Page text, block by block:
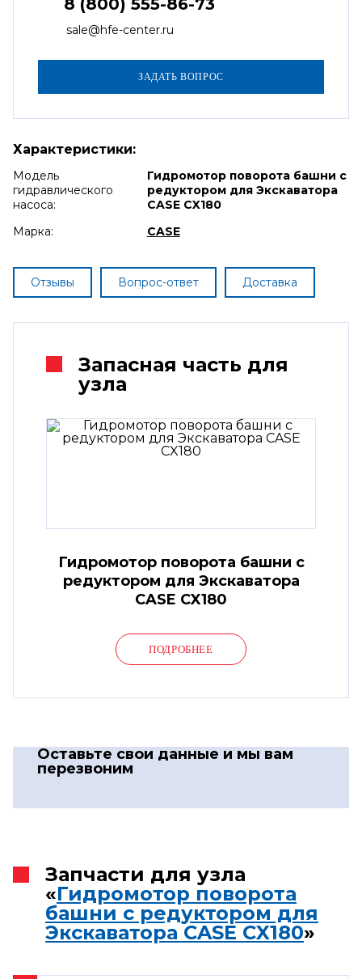
sale@hfe-center.ru
Характеристики:
Модель
гидравлического
насоса:
Гидромотор поворота башни с
редуктором для Экскаватора
CASE CX180
Марка:
CASE
Отзывы Вопрос-ответ Доставка
Запасная часть для
узла
Гидромотор поворота башни с
редуктором для Экскаватора
CASE CX180
ПОДРОБНЕЕ
Оставьте свои данные и мы вам
перезвоним
Запчасти для узла
«Гидромотор поворота
башни с редуктором для
Экскаватора CASE CX180»